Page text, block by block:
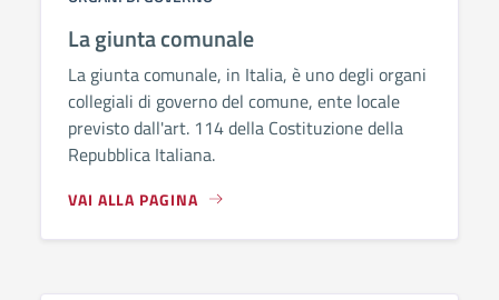
La giunta comunale
La giunta comunale, in Italia, è uno degli organi
collegiali di governo del comune, ente locale
previsto dall'art. 114 della Costituzione della
Repubblica Italiana.
VAI ALLA PAGINA